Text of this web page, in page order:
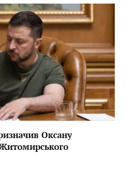
Оксану